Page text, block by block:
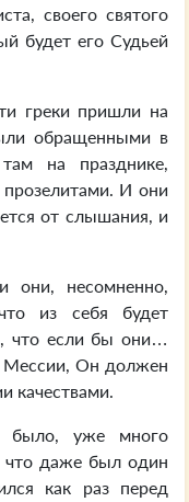
своего святого
будет его Судьей
греки пришли на
обращенными в
на празднике,
И они
от слышания, и
они, несомненно,
из себя будет
что если бы они…
Он должен
качествами.
было, уже много
что даже был один
как раз перед